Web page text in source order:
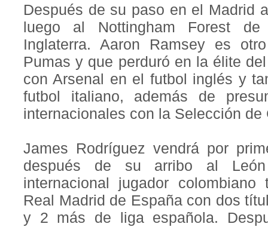
Después de su paso en el Madrid
luego al Nottingham Forest
Inglaterra. Aaron Ramsey es
Pumas y que perduró en la élite
con Arsenal en el futbol inglés y
futbol italiano, además de
internacionales con la Selección de
James Rodríguez vendrá por
después de su arribo al
internacional jugador
Real Madrid de España con dos
y 2 más de liga española.